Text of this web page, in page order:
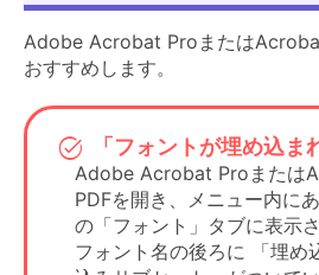
プリセット
2001形式」を
規格
2001形式準拠
（推奨）
PDF/Aでも可
Adobe Acrobat Proまたは
おすすめします。
「フォントが埋め込ま
Adobe Acrobat Proまたは
PDFを開き、メニュー内に
の「フォント」タブに表示
フォント名の後ろに 「埋め